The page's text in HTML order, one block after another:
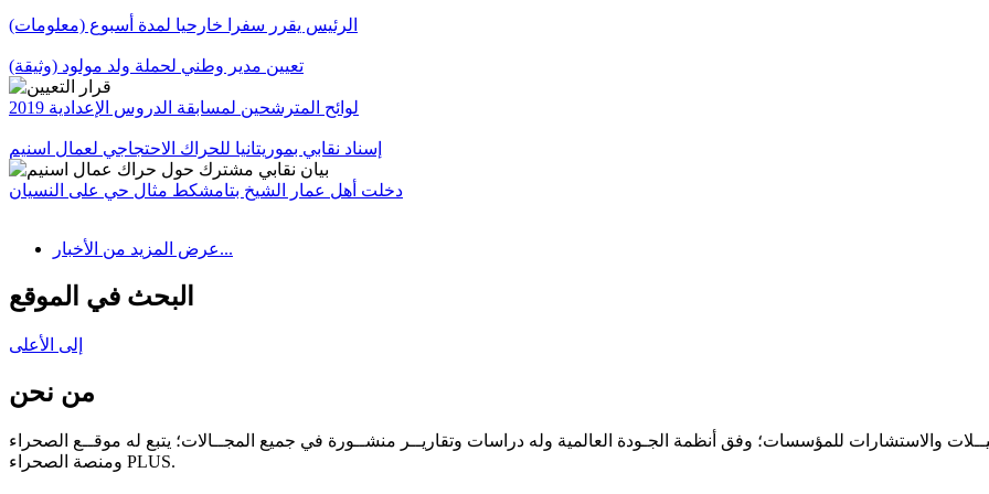
الرئيس يقرر سفرا خارحيا لمدة أسبوع (معلومات)
تعيين مدير وطني لحملة ولد مولود (وثيقة)
لوائح المترشحين لمسابقة الدروس الإعدادية 2019
إسناد نقابي بموريتانيا للحراك الاحتجاجي لعمال اسنيم
دخلت أهل عمار الشيخ بتامشكط مثال حي على النسيان
عرض المزيد من الأخبار...
البحث في الموقع
إلى الأعلى
من نحن
والاستشارات للمؤسسات؛ وفق أنظمة الجـودة العالمية وله دراسات وتقاريــر منشــورة في جميع المجــالات؛ يتبع له موقــع الصحراء
ومنصة الصحراء PLUS.